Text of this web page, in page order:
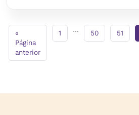
«
Página
anterior
1 … 50 51